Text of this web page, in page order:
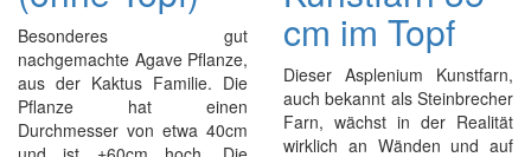
Besonderes gut
nachgemachte Agave Pflanze,
aus der Kaktus Familie. Die
Pflanze hat einen
Durchmesser von etwa 40cm
cm im Topf
Dieser Asplenium Kunstfarn,
auch bekannt als Steinbrecher
Farn, wächst in der Realität
wirklich an Wänden und auf